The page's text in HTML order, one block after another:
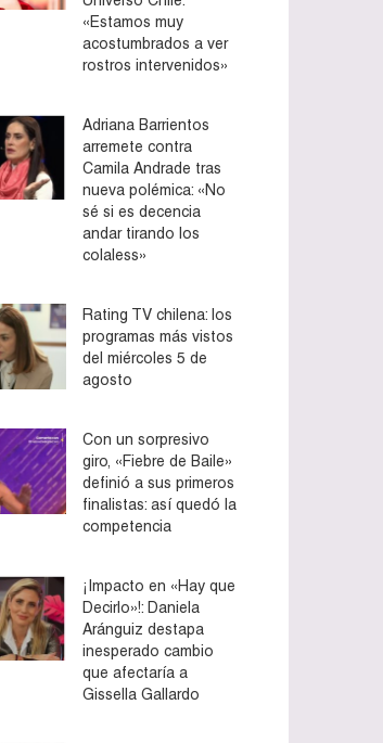
«Estamos muy
acostumbrados a ver
rostros intervenidos»
Adriana Barrientos
arremete contra
Camila Andrade tras
nueva polémica: «No
sé si es decencia
andar tirando los
colaless»
Rating TV chilena: los
programas más vistos
del miércoles 5 de
agosto
Con un sorpresivo
giro, «Fiebre de Baile»
definió a sus primeros
finalistas: así quedó la
competencia
¡Impacto en «Hay que
Decirlo»!: Daniela
Aránguiz destapa
inesperado cambio
que afectaría a
Gissella Gallardo